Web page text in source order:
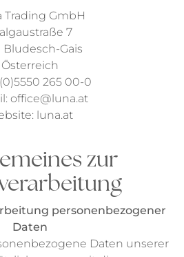
Trading GmbH
7
Bludesch-Gais
Österreich
265 00-0
office@luna.at
luna.at
zur
personenbezogener
Daten
Daten unserer